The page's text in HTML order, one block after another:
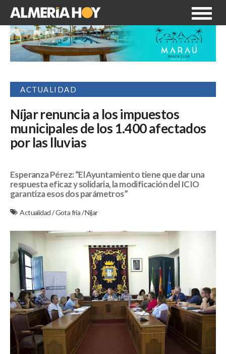
ACTUALIDAD
Níjar renuncia a los impuestos
municipales de los 1.400 afectados
por las lluvias
Esperanza Pérez: “El Ayuntamiento tiene que dar una
respuesta eficaz y solidaria, la modificación del ICIO
garantiza esos dos parámetros”
Actualidad/Gota fría/Níjar